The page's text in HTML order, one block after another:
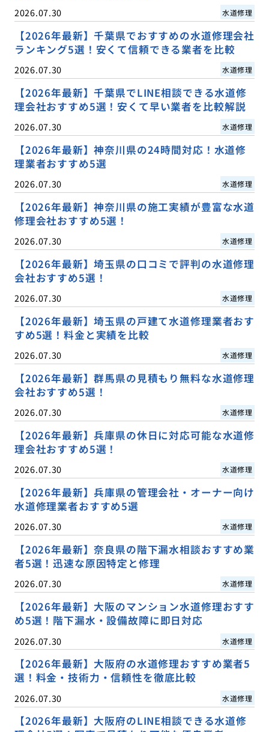
2026.07.30 水道修理
【2026年最新】千葉県でおすすめの水道修理会社
ランキング5選！安くて信頼できる業者を比較
2026.07.30 水道修理
【2026年最新】千葉県でLINE相談できる水道修
理会社おすすめ5選！安くて早い業者を比較解説
2026.07.30 水道修理
【2026年最新】神奈川県の24時間対応！水道修
理業者おすすめ5選
2026.07.30 水道修理
【2026年最新】神奈川県の施工実績が豊富な水道
修理会社おすすめ5選！
2026.07.30 水道修理
【2026年最新】埼玉県の口コミで評判の水道修理
会社おすすめ5選！
2026.07.30 水道修理
【2026年最新】埼玉県の戸建て水道修理業者おす
すめ5選！料金と実績を比較
2026.07.30 水道修理
【2026年最新】群馬県の見積もり無料な水道修理
会社おすすめ5選！
2026.07.30 水道修理
【2026年最新】兵庫県の休日に対応可能な水道修
理会社おすすめ5選！
2026.07.30 水道修理
【2026年最新】兵庫県の管理会社・オーナー向け
水道修理業者おすすめ5選
2026.07.30 水道修理
【2026年最新】奈良県の階下漏水相談おすすめ業
者5選！迅速な原因特定と修理
2026.07.30 水道修理
【2026年最新】大阪のマンション水道修理おすす
め5選！階下漏水・設備故障に即日対応
2026.07.30 水道修理
【2026年最新】大阪府の水道修理おすすめ業者5
選！料金・技術力・信頼性を徹底比較
2026.07.30 水道修理
【2026年最新】大阪府のLINE相談できる水道修